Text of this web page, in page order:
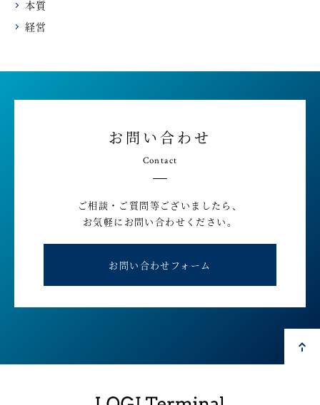
本質
経営
お問い合わせ
Contact
ご相談・ご質問等ございましたら、
お気軽にお問い合わせください。
お問い合わせフォーム